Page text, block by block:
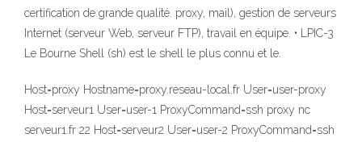
certification de grande qualité. proxy, mail), gestion de serveurs
Internet (serveur Web, serveur FTP), travail en équipe. • LPIC-3
Le Bourne Shell (sh) est le shell le plus connu et le.
Host=proxy Hostname=proxy.reseau-local.fr User=user-proxy
Host=serveur1 User=user-1 ProxyCommand=ssh proxy nc
serveur1.fr 22 Host=serveur2 User=user-2 ProxyCommand=ssh